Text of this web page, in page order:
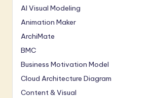
AI Visual Modeling
Animation Maker
ArchiMate
BMC
Business Motivation Model
Cloud Architecture Diagram
Content & Visual